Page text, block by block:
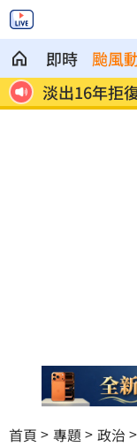
即時 颱風
組
淡江大橋今
首頁 專題 政治